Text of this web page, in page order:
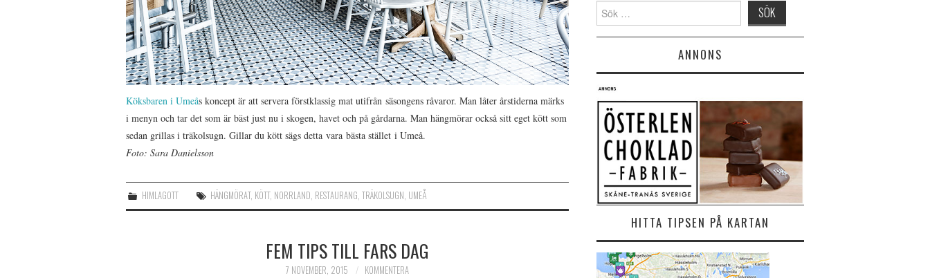
Köksbaren i Umeås koncept är att servera förstklassig mat utifrån säsongens råvaror. Man låter årstiderna märks
i menyn och tar det som är bäst just nu i skogen, havet och på gårdarna. Man hängmörar också sitt eget kött som
sedan grillas i träkolsugn. Gillar du kött sägs detta vara bästa stället i Umeå.
Foto: Sara Danielsson
HIMLAGOTT HÄNGMÖRAT, KÖTT, NORRLAND, RESTAURANG,TRÄKOLSUGN, UMEÅ
FEM TIPS TILL FARS DAG
7 NOVEMBER, 2015 KOMMENTERA
Search for:
ANNONS
HITTA TIPSEN PÅ KARTAN